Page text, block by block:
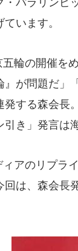
ています。
輪の開催を
』が問題だ
発する森会長
引き」発言は
アのリプラ
回は、森会長